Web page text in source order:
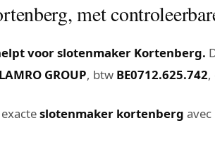
met
voor slotenmaker Kortenberg.
LAMRO GROUP, btw BE0712.625.742,
slotenmaker kortenberg